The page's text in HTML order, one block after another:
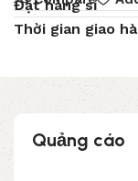
Đặt hàng sỉ
Thời gian giao
Quảng cáo